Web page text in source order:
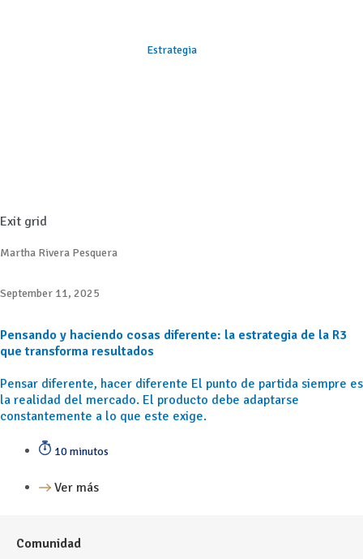
Estrategia
Exit grid
Martha Rivera Pesquera
September 11, 2025
Pensando y haciendo cosas diferente: la estrategia de la R3
que transforma resultados
Pensar diferente, hacer diferente El punto de partida siempre es
la realidad del mercado. El producto debe adaptarse
constantemente a lo que este exige.
10 minutos
Ver más
Comunidad